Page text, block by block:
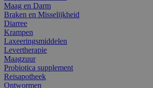
Maag en Darm
Braken en Misselijkheid
Diarree
Krampen
Laxeeringsmiddelen
Levertherapie
Maagzuur
Probiotica supplement
Reisapotheek
Ontwormen